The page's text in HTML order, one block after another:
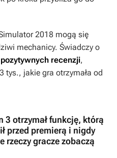
2018 mogą się
mechanicy. Świadczy o
recenzji,
tys., jakie gra otrzymała od
3 otrzymał funkcję, którą
przed premierą i nigdy
rzeczy gracze zobaczą